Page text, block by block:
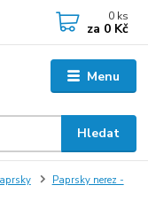
Menu
Hledat
0 ks
za 0 Kč
Paprsky nerez -